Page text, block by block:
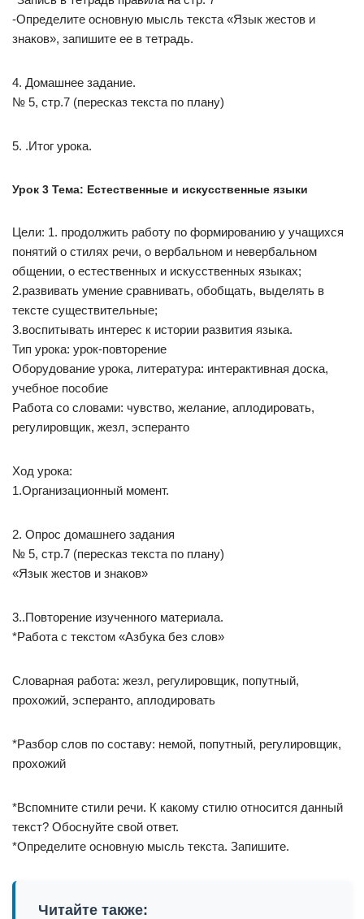
-Определите основную мысль текста «Язык жестов и
знаков», запишите ее в тетрадь.
4. Домашнее задание.
№ 5, стр.7 (пересказ текста по плану)
5. .Итог урока.
Урок 3 Тема: Естественные и искусственные языки
Цели: 1. продолжить работу по формированию у учащихся
понятий о стилях речи, о вербальном и невербальном
общении, о естественных и искусственных языках;
2.развивать умение сравнивать, обобщать, выделять в
тексте существительные;
3.воспитывать интерес к истории развития языка.
Тип урока: урок-повторение
Оборудование урока, литература: интерактивная доска,
учебное пособие
Работа со словами: чувство, желание, аплодировать,
регулировщик, жезл, эсперанто
Ход урока:
1.Организационный момент.
2. Опрос домашнего задания
№ 5, стр.7 (пересказ текста по плану)
«Язык жестов и знаков»
3..Повторение изученного материала.
*Работа с текстом «Азбука без слов»
Словарная работа: жезл, регулировщик, попутный,
прохожий, эсперанто, аплодировать
*Разбор слов по составу: немой, попутный, регулировщик,
прохожий
*Вспомните стили речи. К какому стилю относится данный
текст? Обоснуйте свой ответ.
*Определите основную мысль текста. Запишите.
Читайте также: